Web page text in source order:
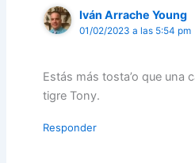
Iván Arrache Young
01/02/2023 a las 5:54 pm
Estás más tosta’o que una
tigre Tony.
Responder